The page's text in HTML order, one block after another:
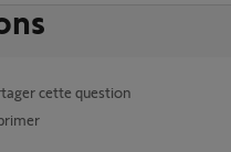
cette question